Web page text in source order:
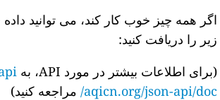
اگر همه چیز خوب کار کند، می توانید
زیر را دریافت کنید:
(برای اطلاعات بیشتر در مورد API، به
aqicn.org/json-api/doc/ مراجعه کنید)